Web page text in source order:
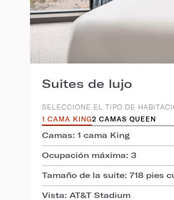
Suites de lujo
SELECCIONE EL TIPO DE
1 CAMA KING2 CAMAS QUEEN
Camas: 1 cama King
Ocupación máxima: 3
Tamaño de la suite: 718 pies
Vista: AT&T Stadium